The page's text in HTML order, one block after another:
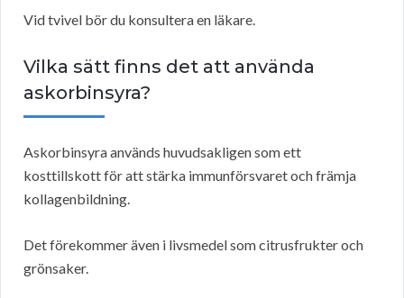
Vid tvivel bör du konsultera en läkare.
Vilka sätt finns det att använda
askorbinsyra?
Askorbinsyra används huvudsakligen som ett
kosttillskott för att stärka immunförsvaret och främja
kollagenbildning.
Det förekommer även i livsmedel som citrusfrukter och
grönsaker.